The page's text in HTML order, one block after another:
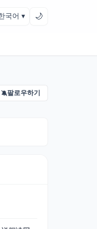
국어 ▾ 🌙
🔕팔로우하기